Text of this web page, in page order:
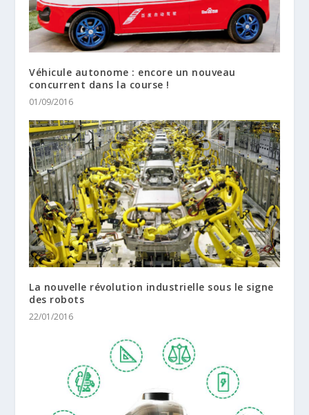
Véhicule autonome : encore un nouveau
concurrent dans la course !
01/09/2016
La nouvelle révolution industrielle sous le signe
des robots
22/01/2016